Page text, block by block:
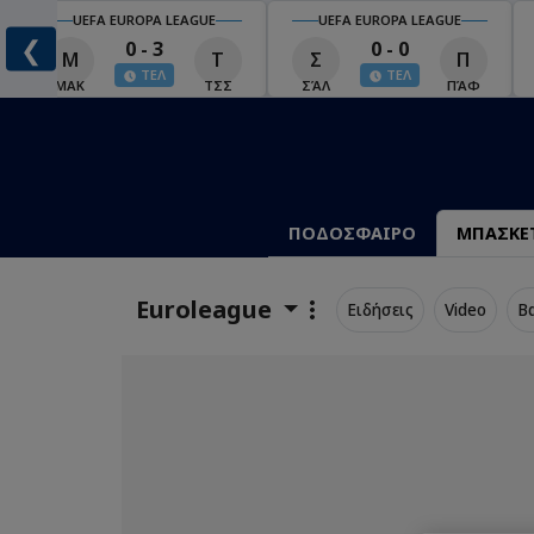
❮
UEFA EUROPA LEAGUE
Μ
ΜΑΚ
0 - 3
ΤΕΛ
Τ
ΤΣΣ
UEFA EUROPA LEAGUE
Σ
ΣΆΛ
0 - 0
ΤΕΛ
Π
ΠΆΦ
ΠΟΔΟΣΦΑΙΡΟ
Euroleague Ειδήσεις Video